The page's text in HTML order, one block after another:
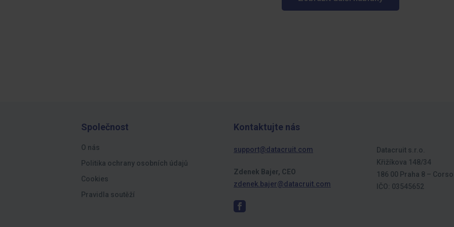
Společnost
O nás
Politika ochrany osobních údajů
Cookies
Pravidla soutěží
Kontaktujte nás
support@datacruit.com
Zdenek Bajer, CEO
zdenek.bajer@datacruit.com
Datacruit s.r.o.
Křižíkova 148/34
186 00 Praha 8 –
IČO: 03545652